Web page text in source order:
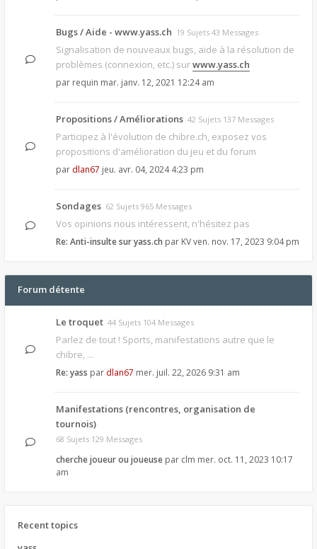
Bugs / Aide - www.yass.ch 19 Sujets 43 Messages
Signalisation de nouveaux bugs, aide à la résolution de
problèmes (connexion, etc.) surwww.yass.ch
par requin mar. janv. 12, 2021 12:24 am
Propositions / Améliorations 42 Sujets 137 Messages
Participez à l'évolution de chibre.ch, exposez vos
propositions d'amélioration du jeu et du forum
par dlan67 jeu. avr. 04, 2024 4:23 pm
Sondages 62 Sujets 965 Messages
Vos opinions nous intéressent, n'hésitez pas
Re: Anti-insulte sur yass.ch par KVven. nov. 17, 2023 9:04 pm
Forum détente
Le troquet 44 Sujets 104 Messages
Parlez de tout ! Sports, manifestations autre que le
chibre, ...
Re: yass par dlan67 mer. juil. 22, 2026 9:31 am
Manifestations (rencontres, organisation de
tournois)
68 Sujets 129 Messages
cherche joueur ou joueuse par clm mer. oct. 11, 2023 10:17
am
Recent topics